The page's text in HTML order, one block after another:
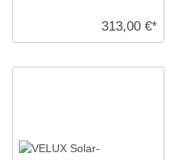
alu Schiene, io-homecontrol
313,00 €*